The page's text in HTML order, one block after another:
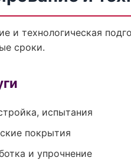
и технологическая
сроки.
испытания
покрытия
и упрочнение